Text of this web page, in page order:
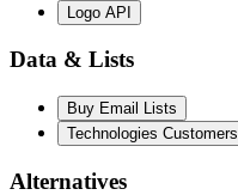
Logo API
Data & Lists
Buy Email Lists
Technologies Customers
Alternatives